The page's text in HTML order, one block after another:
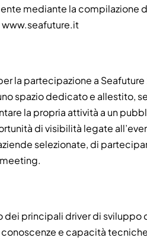
mediante la compilazione
www.seafuture.it
la partecipazione a
spazio dedicato e allestito,
la propria attività a un
di visibilità legate
selezionate, di
dei principali driver di
e capacità